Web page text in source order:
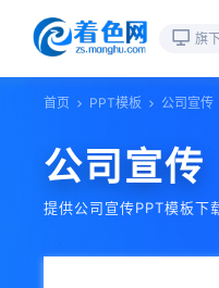
旗
首页 PPT模板 公司宣传
公司宣传
提供公司宣传PPT模板下